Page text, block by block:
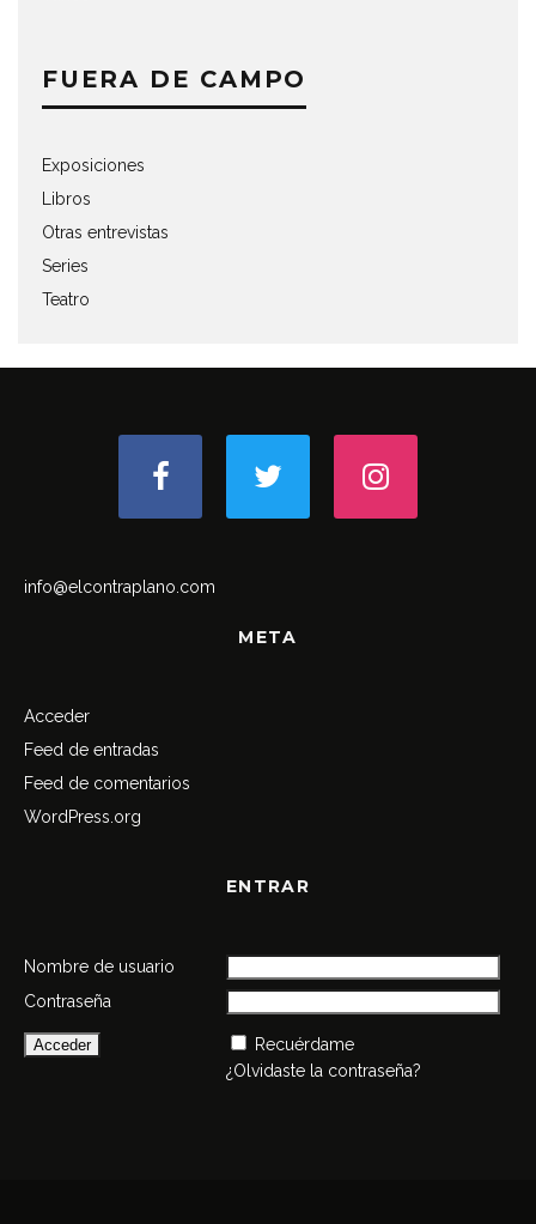
FUERA DE CAMPO
Exposiciones
Libros
Otras entrevistas
Series
Teatro
info@elcontraplano.com
META
Acceder
Feed de entradas
Feed de comentarios
WordPress.org
ENTRAR
Nombre de usuario
Contraseña
Recuérdame
¿Olvidaste la contraseña?